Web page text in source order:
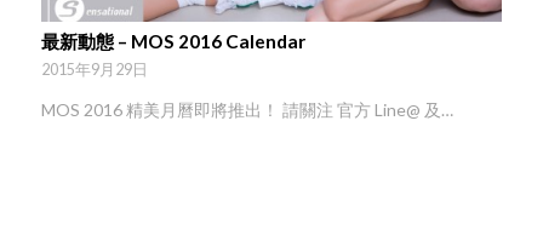
最新動態 – MOS 2016 Calendar
2015年9月29日
MOS 2016 精美月曆即將推出！ 請關注 官方 Line@ 及…